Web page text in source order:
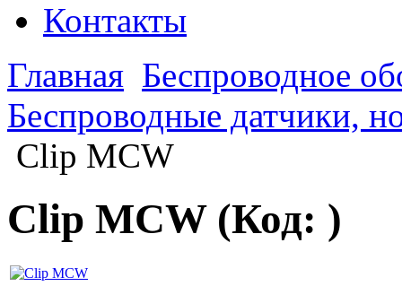
Контакты
Главная Беспроводное
Беспроводные датчики,
Clip MCW
Clip MCW (Код: )